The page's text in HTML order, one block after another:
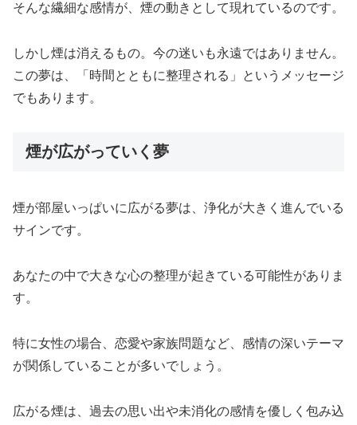
そんな繊細な感情が、煙の動きとして現れているのです。
しかし煙は消えるもの。今の迷いも永遠ではありません。
この夢は、「時間とともに整理される」というメッセージ
でもあります。
煙が広がっていく夢
煙が部屋いっぱいに広がる夢は、浄化が大きく進んでいる
サインです。
あなたの中で大きな心の整理が起きている可能性がありま
す。
特に女性の場合、恋愛や家族問題など、感情の深いテーマ
が関係していることが多いでしょう。
広がる煙は、過去の思い出や未消化の感情を優しく包み込